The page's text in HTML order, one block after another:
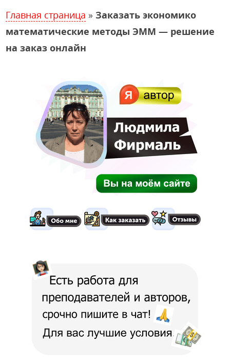
Главная страница » Заказать экономико
математические методы ЭММ — решение
на заказ онлайн